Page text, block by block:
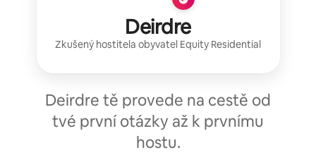
Deirdre
Zkušený hostitela obyvatel Equity Residential
Deirdre tě provede na cestě od
tvé první otázky až k prvnímu
hostu.